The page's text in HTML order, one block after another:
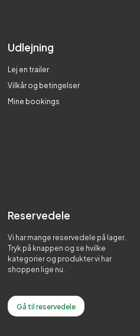
Udlejning
Lej en trailer
Vilkår og betingelser
Mine bookings
Reservedele
Vi har mange reservedele på lager.
Tryk på knappen og se hvilke
kategorier og produkter vi har
shoppen lige nu.
Gå til reservedele